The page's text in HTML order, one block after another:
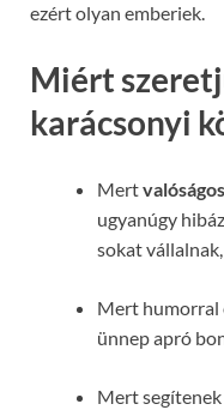
ezért olyan emberiek.
Miért
karácsonyi
Mert
ugyanúgy
sokat
Mert humorral
ünnep apró
Mert